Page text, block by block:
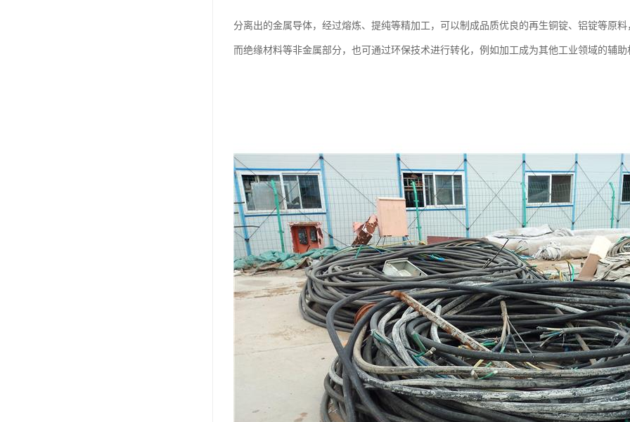
分离出的金属导体，经过熔炼、提纯等精加工，可以制成品质优良的再生铜锭、铝锭等原
而绝缘材料等非金属部分，也可通过环保技术进行转化，例如加工成为其他工业领域的辅